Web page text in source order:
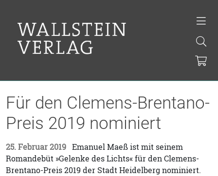
Für den Clemens-Brentano-
Preis 2019 nominiert
25. Februar 2019 Emanuel Maeß ist mit seinem
Romandebüt »Gelenke des Lichts« für den Clemens-
Brentano-Preis 2019 der Stadt Heidelberg nominiert.